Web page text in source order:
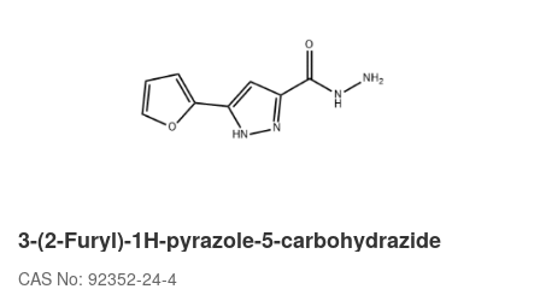
3-(2-Furyl)-1H-pyrazole-5-carbohydrazide
CAS No: 92352-24-4